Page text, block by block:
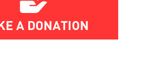
A DONATION